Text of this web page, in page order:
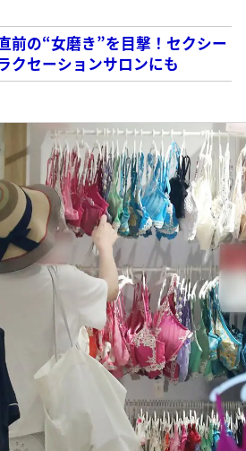
の“女磨き”を目撃！セクシー
クセーションサロンにも